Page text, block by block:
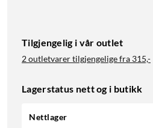
Tilgjengelig i vår outlet
2 outletvarer tilgjengelige fra 315,-
Lagerstatus nett og i butikk
Nettlager